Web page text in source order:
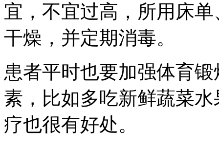
宜，不宜过高，所用床
干燥，并定期消毒。
患者平时也要加强体育
素，比如多吃新鲜蔬菜
疗也很有好处。